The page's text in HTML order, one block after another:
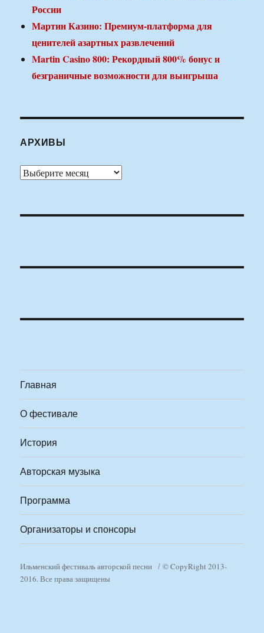
России
Мартин Казино: Премиум-платформа для
ценителей азартных развлечений
Martin Casino 800: Рекордный 800% бонус и
безграничные возможности для выигрыша
АРХИВЫ
Архивы
Главная
О фестивале
История
Авторская музыка
Программа
Организаторы и спонсоры
Ильменский фестиваль авторской песни
© CopyRight 2013-
2016. Все права защищены